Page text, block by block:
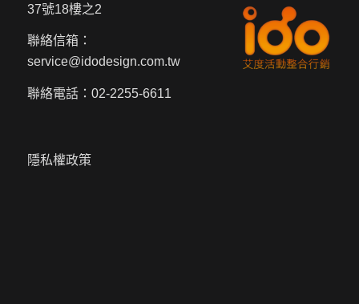
37號18樓之2
聯絡信箱：
service@idodesign.com.tw
聯絡電話： 02-2255-6611
隱私權政策